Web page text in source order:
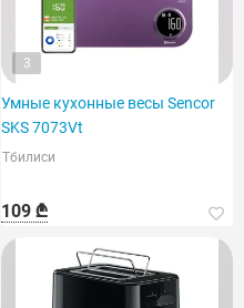
3
Умные кухонные весы Sencor
SKS 7073Vt
Тбилиси
109 ₾